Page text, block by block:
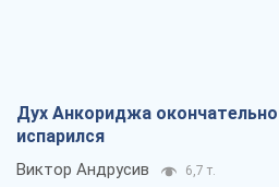
Дух Анкориджа окончательно
испарился
Виктор Андрусив 6,7 т.